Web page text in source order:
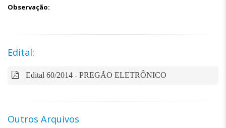
Observação:
Edital:
Edital 60/2014 - PREGÃO ELETRÔNICO
Outros Arquivos